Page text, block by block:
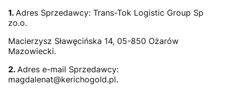
1. Adres Sprzedawcy: Trans-Tok Logistic Group Sp
zo.o.
Macierzysz Sławęcińska 14, 05-850 Ożarów
Mazowiecki.
2. Adres e-mail Sprzedawcy:
magdalenat@kerichogold.pl.